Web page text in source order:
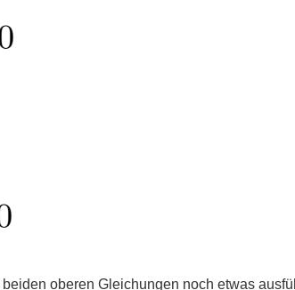
oberen Gleichungen noch etwas